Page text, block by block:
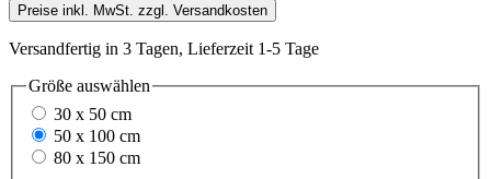
Preise inkl. MwSt. zzgl. Versandkosten
Versandfertig in 3 Tagen, Lieferzeit 1-5 Tage
Größe auswählen
30 x 50 cm
50 x 100 cm
80 x 150 cm